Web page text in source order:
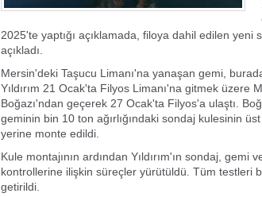
2025'te yaptığı açıklamada, filoya dahil edilen yeni
açıkladı.
Mersin'deki Taşucu Limanı'na yanaşan gemi,
Yıldırım 21 Ocak'ta Filyos Limanı'na gitmek üzere
Boğazı'ndan geçerek 27 Ocak'ta Filyos'a ulaştı.
geminin bin 10 ton ağırlığındaki sondaj kulesinin üst
yerine monte edildi.
Kule montajının ardından Yıldırım'ın sondaj, gemi
kontrollerine ilişkin süreçler yürütüldü. Tüm testleri
getirildi.